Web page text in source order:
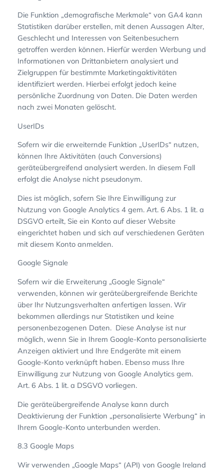
Die Funktion „demografische Merkmale“ von GA4 kann
Statistiken darüber erstellen, mit denen Aussagen Alter,
Geschlecht und Interessen von Seitenbesuchern
getroffen werden können. Hierfür werden Werbung und
Informationen von Drittanbietern analysiert und
Zielgruppen für bestimmte Marketingaktivitäten
identifiziert werden. Hierbei erfolgt jedoch keine
persönliche Zuordnung von Daten. Die Daten werden
nach zwei Monaten gelöscht.
UserIDs
Sofern wir die erweiternde Funktion „UserIDs“ nutzen,
können Ihre Aktivitäten (auch Conversions)
geräteübergreifend analysiert werden. In diesem Fall
erfolgt die Analyse nicht pseudonym.
Dies ist möglich, sofern Sie Ihre Einwilligung zur
Nutzung von Google Analytics 4 gem. Art. 6 Abs. 1 lit. a
DSGVO erteilt, Sie ein Konto auf dieser Website
eingerichtet haben und sich auf verschiedenen Geräten
mit diesem Konto anmelden.
Google Signale
Sofern wir die Erweiterung „Google Signale“
verwenden, können wir geräteübergreifende Berichte
über Ihr Nutzungsverhalten anfertigen lassen. Wir
bekommen allerdings nur Statistiken und keine
personenbezogenen Daten. Diese Analyse ist nur
möglich, wenn Sie in Ihrem Google-Konto personalisierte
Anzeigen aktiviert und Ihre Endgeräte mit einem
Google-Konto verknüpft haben. Ebenso muss Ihre
Einwilligung zur Nutzung von Google Analytics gem.
Art. 6 Abs. 1 lit. a DSGVO vorliegen.
Die geräteübergreifende Analyse kann durch
Deaktivierung der Funktion „personalisierte Werbung“ in
Ihrem Google-Konto unterbunden werden.
8.3 Google Maps
Wir verwenden „Google Maps“ (API) von Google Ireland